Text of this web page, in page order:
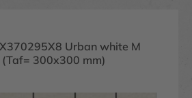
Urban white M
300x300 mm)